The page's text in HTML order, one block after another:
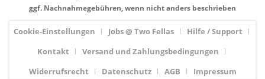
ggf. Nachnahmegebühren, wenn nicht anders beschrieben
Cookie-Einstellungen Jobs @ Two Fellas
Hilfe / Support
Kontakt
Versand und Zahlungsbedingungen
Widerrufsrecht
Datenschutz AGB Impressum